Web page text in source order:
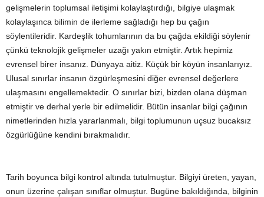
gelişmelerin toplumsal iletişimi kolaylaştırdığı, bilgiye ulaşmak
kolaylaşınca bilimin de ilerleme sağladığı hep bu çağın
söylentileridir. Kardeşlik tohumlarının da bu çağda ekildiği söylenir
çünkü teknolojik gelişmeler uzağı yakın etmiştir. Artık hepimiz
evrensel birer insanız. Dünyaya aitiz. Küçük bir köyün insanlarıyız.
Ulusal sınırlar insanın özgürleşmesini diğer evrensel değerlere
ulaşmasını engellemektedir. O sınırlar bizi, bizden olana düşman
etmiştir ve derhal yerle bir edilmelidir. Bütün insanlar bilgi çağının
nimetlerinden hızla yararlanmalı, bilgi toplumunun uçsuz bucaksız
özgürlüğüne kendini bırakmalıdır.
Tarih boyunca bilgi kontrol altında tutulmuştur. Bilgiyi üreten, yayan,
onun üzerine çalışan sınıflar olmuştur. Bugüne bakıldığında, bilginin